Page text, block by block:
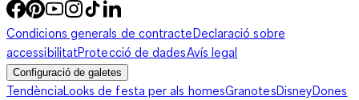
Condicions generals de contracteDeclaració sobre
accessibilitatProtecció de dadesAvís legal
Configuració de galetes
TendènciaLooks de festa per als homesGranotesDisneyDones